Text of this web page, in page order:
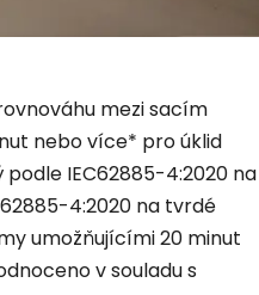
mezi sacím
nebo více* pro úklid
IEC62885-4:2020 na
4:2020 na tvrdé
umožňujícími 20 minut
v souladu s